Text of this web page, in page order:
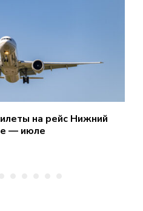
на рейс Нижний
— июле